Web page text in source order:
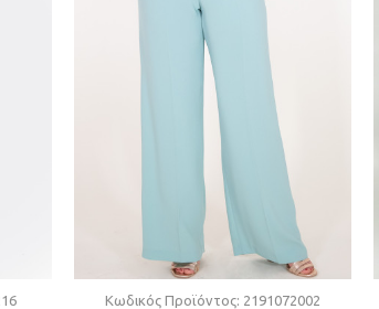
Κωδικός Προϊόντος: 2191072002